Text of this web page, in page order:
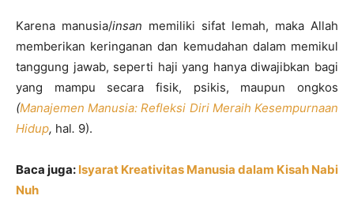
Karena manusia/insan memiliki sifat lemah, maka Allah
memberikan keringanan dan kemudahan dalam memikul
tanggung jawab, seperti haji yang hanya diwajibkan bagi
yang mampu secara fisik, psikis, maupun ongkos
(Manajemen Manusia: Refleksi Diri Meraih Kesempurnaan
Hidup, hal. 9).
Baca juga: Isyarat Kreativitas Manusia dalam Kisah Nabi
Nuh